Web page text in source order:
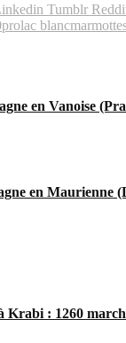
Tumblr
lac blanc
en Vanoise
en Maurienne
Krabi : 1260